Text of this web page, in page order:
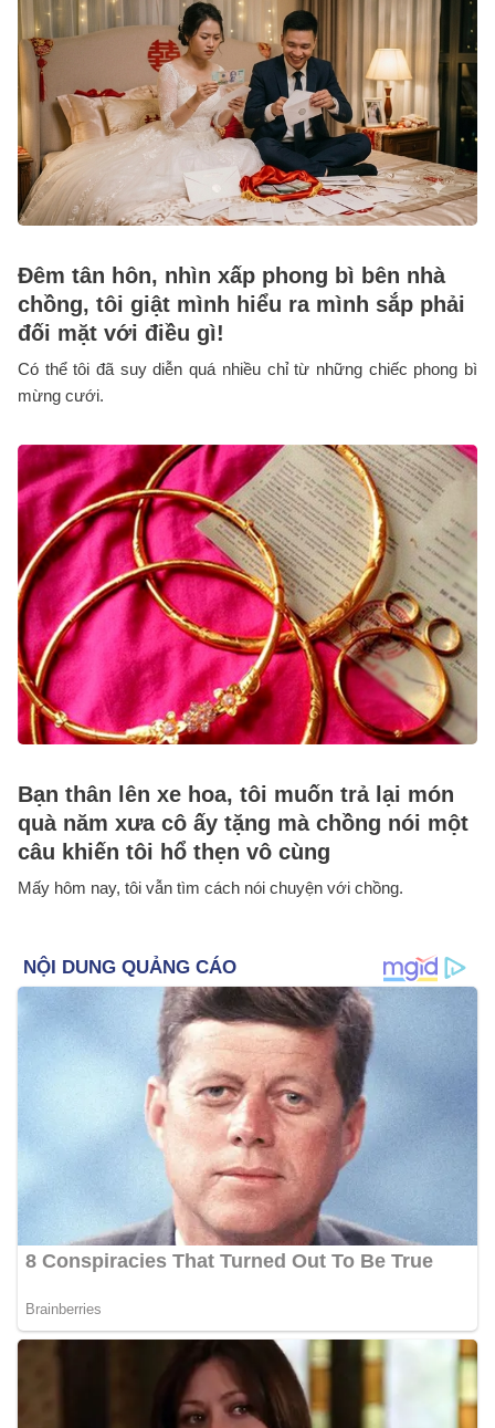
Đêm tân hôn, nhìn xấp phong bì bên nhà
chồng, tôi giật mình hiểu ra mình sắp phải
đối mặt với điều gì!
Có thể tôi đã suy diễn quá nhiều chỉ từ những chiếc phong bì
mừng cưới.
Bạn thân lên xe hoa, tôi muốn trả lại món
quà năm xưa cô ấy tặng mà chồng nói một
câu khiến tôi hổ thẹn vô cùng
Mấy hôm nay, tôi vẫn tìm cách nói chuyện với chồng.